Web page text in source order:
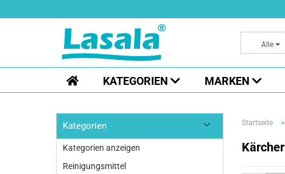
Alle
KATEGORIEN MARKEN
Startseite »
Kärcher
Kategorien
Kategorien anzeigen
Reinigungsmittel